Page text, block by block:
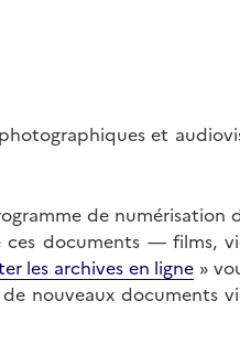
et
de numérisation
documents — films,
les archives en ligne »
nouveaux documents